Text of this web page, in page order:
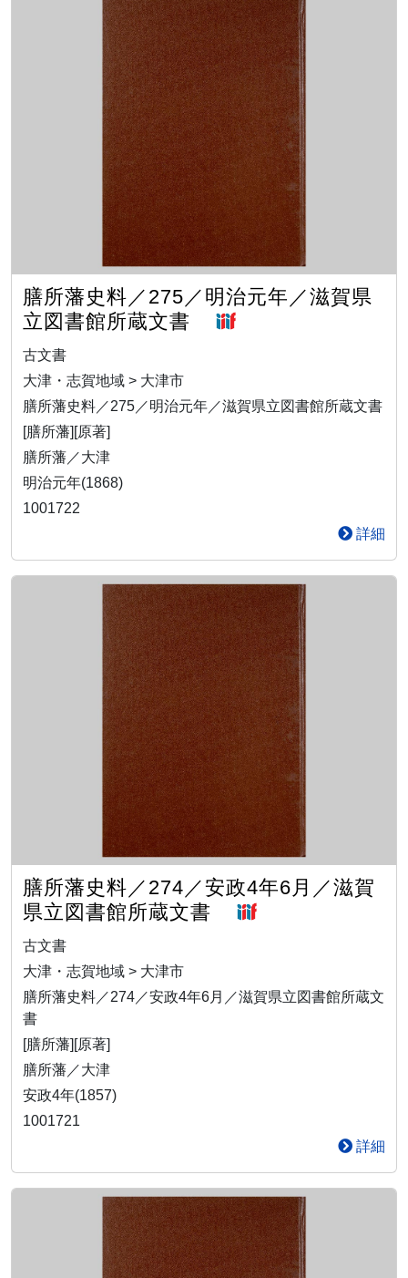
膳所藩史料／275／明治元年／滋賀県
立図書館所蔵文書
古文書
大津・志賀地域 > 大津市
膳所藩史料／275／明治元年／滋賀県立図書館所蔵文書
[膳所藩][原著]
膳所藩／大津
明治元年(1868)
1001722
詳細
膳所藩史料／274／安政4年6月／滋賀
県立図書館所蔵文書
古文書
大津・志賀地域 > 大津市
膳所藩史料／274／安政4年6月／滋賀県立図書館所蔵文
書
[膳所藩][原著]
膳所藩／大津
安政4年(1857)
1001721
詳細